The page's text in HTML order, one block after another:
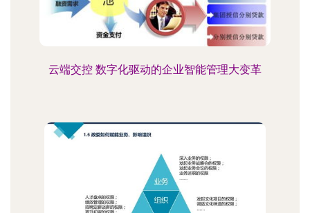
云端交控 数字化驱动的企业智能管理大变革